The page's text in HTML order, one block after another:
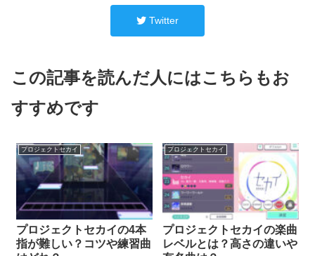
Twitter
この記事を読んだ人にはこちらもお
すすめです
プロジェクトセカイ
プロジェクトセカイの4本
指が難しい？コツや練習曲
プロジェクトセカイ
プロジェクトセカイの楽曲
レベルとは？高さの違いや